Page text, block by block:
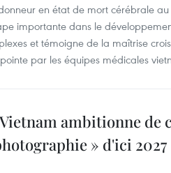
en état de mort cérébrale
importante dans le
et témoigne de la maîtrise
par les équipes médicales
ambitionne de
» d'ici 2027